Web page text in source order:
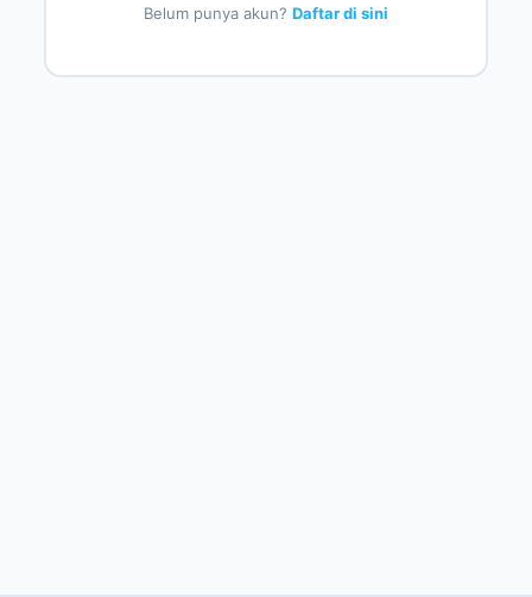
Belum punya akun? Daftar di sini